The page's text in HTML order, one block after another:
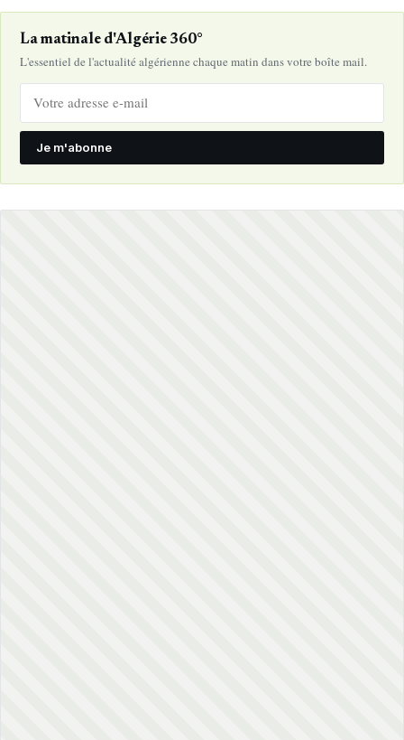
La matinale d'Algérie 360°
L'essentiel de l'actualité algérienne chaque matin dans votre boîte mail.
Je m'abonne